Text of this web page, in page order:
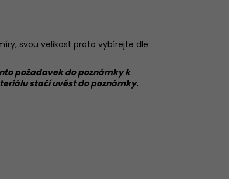
svou velikost proto vybírejte dle
požadavek do poznámky k
stačí uvést do poznámky.